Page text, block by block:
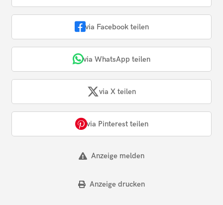
via Facebook teilen
via WhatsApp teilen
via X teilen
via Pinterest teilen
Anzeige melden
Anzeige drucken